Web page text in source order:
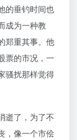
的垂钓时间也
成为一种教
郑重其事。他
票的市况，一
骚扰那样觉得
逝了，为了不
，像一个市侩